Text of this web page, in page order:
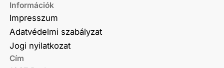
Információk
Impresszum
Adatvédelmi szabályzat
Jogi nyilatkozat
Cím